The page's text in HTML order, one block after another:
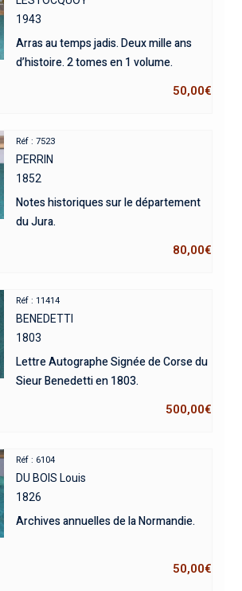
1943
Arras au temps jadis. Deux mille ans
d’histoire. 2 tomes en 1 volume.
50,00€
Réf : 7523
PERRIN
1852
Notes historiques sur le département
du Jura.
80,00€
Réf : 11414
BENEDETTI
1803
Lettre Autographe Signée de Corse du
Sieur Benedetti en 1803.
500,00€
Réf : 6104
DU BOIS Louis
1826
Archives annuelles de la Normandie.
50,00€